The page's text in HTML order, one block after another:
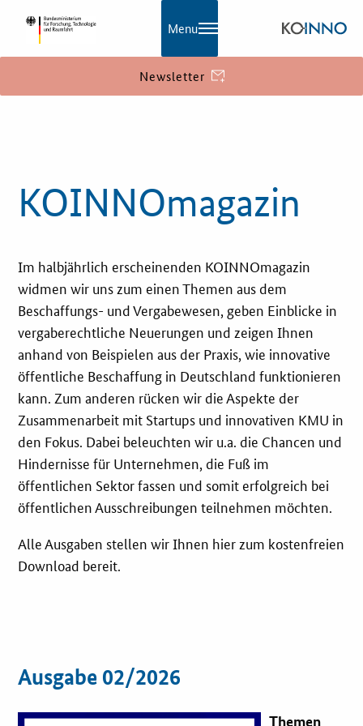
Praxisbeispiele
KOINNOmagazin
Netzwerk
Innovationspreis
Förderprogramme
Weitere Informationen
Kontakt
Öffentliche Auftraggeber
Bewertungsmethoden-Lotse
Menu
Newsletter
KOINNOmagazin
Im halbjährlich erscheinenden KOINNOmagazin
widmen wir uns zum einen Themen aus dem
Beschaffungs- und Vergabewesen, geben Einblicke in
vergaberechtliche Neuerungen und zeigen Ihnen
anhand von Beispielen aus der Praxis, wie innovative
öffentliche Beschaffung in Deutschland funktionieren
kann. Zum anderen rücken wir die Aspekte der
Zusammenarbeit mit Startups und innovativen KMU in
den Fokus. Dabei beleuchten wir u.a. die Chancen und
Hindernisse für Unternehmen, die Fuß im
öffentlichen Sektor fassen und somit erfolgreich bei
öffentlichen Ausschreibungen teilnehmen möchten.
Alle Ausgaben stellen wir Ihnen hier zum kostenfreien
Download bereit.
Ausgabe 02/2026
Themen